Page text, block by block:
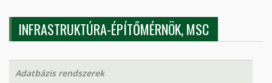
INFRASTRUKTÚRA-ÉPÍTŐMÉRNÖK, MSC
Adatbázis rendszerek